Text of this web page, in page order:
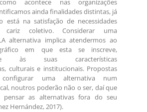
acontece nas organizações
ainda finalidades distintas, já
está na satisfação de necessidades
cariz coletivo. Considerar uma
alternativa implica atendermos ao
em que esta se inscreve,
às suas características
culturais e institucionais. Propostas
uma alternativa num
noutros poderão não o ser, daí que
pensar as alternativas fora do seu
Hernández, 2017).